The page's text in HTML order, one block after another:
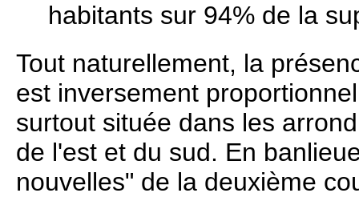
habitants sur 94% de la
Tout naturellement, la
est inversement
surtout située dans les
de l'est et du sud. En
nouvelles" de la deuxième